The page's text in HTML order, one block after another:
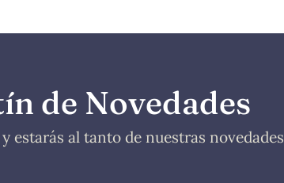
de Novedades
estarás al tanto de nuestras novedades